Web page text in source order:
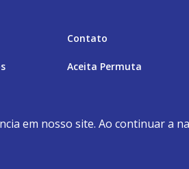
em nosso site. Ao continuar a
Contato
Aceita Permuta